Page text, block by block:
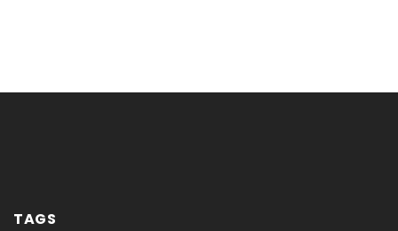
TAGS